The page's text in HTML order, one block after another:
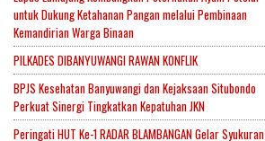
untuk Mendukung Ketahanan Pangan Nasional
Jadi Lokasi Uji Coba Program NADI JKN
untuk Dukung Ketahanan Pangan melalui Pembinaan
Kemandirian Warga Binaan
PILKADES DIBANYUWANGI RAWAN KONFLIK
BPJS Kesehatan Banyuwangi dan Kejaksaan Situbondo
Perkuat Sinergi Tingkatkan Kepatuhan JKN
Peringati HUT Ke-1 RADAR BLAMBANGAN Gelar Syukuran